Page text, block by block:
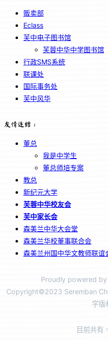
贩卖部
Eclass
芙中电子图书馆
芙蓉中华中学图书馆
行政SMS系统
联课处
国际事务处
芙中风华
友情连结：
董总
我是中学生
董总师培专案
教总
新纪元大学
芙蓉中华校友会
芙中家长会
森美兰中华大会堂
森美兰华校董事联合会
森美兰州国中华文教师联谊
Proudly powered by
Copyright©2023 Seremban
学版
目前共有